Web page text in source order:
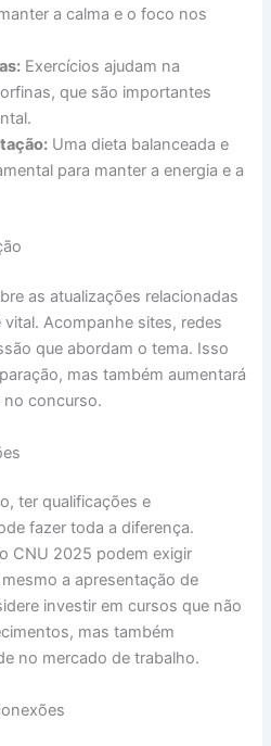
a calma e o foco nos
Exercícios ajudam na
que são importantes
Uma dieta balanceada e
para manter a energia e a
as atualizações relacionadas
vital. Acompanhe sites, redes
que abordam o tema. Isso
mas também aumentará
no concurso.
ter qualificações e
fazer toda a diferença.
CNU 2025 podem exigir
a apresentação de
investir em cursos que não
mas também
no mercado de trabalho.